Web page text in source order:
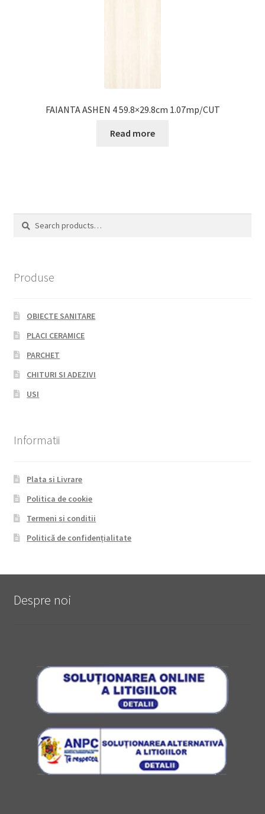
FAIANTA ASHEN 4 59.8×29.8cm 1.07mp/CUT
Read more
Search
Search
Produse
OBIECTE SANITARE
PLACI CERAMICE
PARCHET
CHITURI SI ADEZIVI
USI
Informatii
Plata si Livrare
Politica de cookie
Termeni si conditii
Politică de confidențialitate
Despre noi